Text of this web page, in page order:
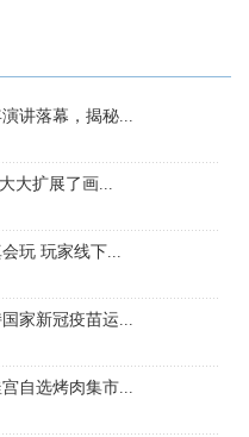
讲落幕，揭秘...
大扩展了画...
玩 玩家线下...
家新冠疫苗运...
自选烤肉集市...